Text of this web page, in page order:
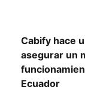
Cabify hace
asegurar un
Ecuador